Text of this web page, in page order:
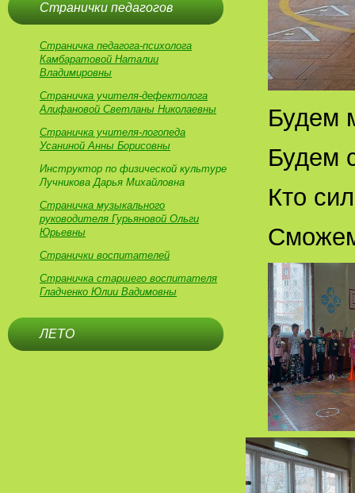
Странички педагогов
Страничка педагога-психолога
Камбаратовой Наталии
Владимировны
Страничка учителя-дефектолога
Алифановой Светланы Николаевны
Страничка учителя-логопеда
Усаниной Анны Борисовны
Инструктор по физической культуре
Лучникова Дарья Михайловна
Страничка музыкального
руководителя Гурьяновой Ольги
Юрьевны
Странички воспитателей
Страничка старшего воспитателя
Гладченко Юлии Вадимовны
ЛЕТО
Будем
Будем
Кто